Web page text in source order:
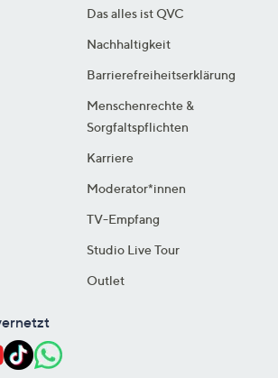
Das alles ist QVC
Nachhaltigkeit
Barrierefreiheitserklärung
Menschenrechte &
Sorgfaltspflichten
Karriere
Moderator*innen
TV-Empfang
Studio Live Tour
Outlet